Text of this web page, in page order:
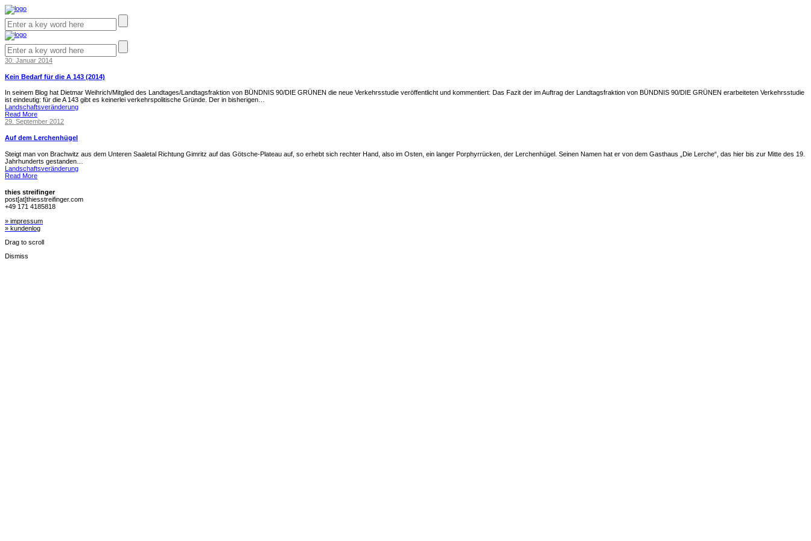
30. Januar 2014
Kein Bedarf für die A 143 (2014)
In seinem Blog hat Dietmar Weihrich/Mitglied des Landtages/Landtagsfraktion von BÜNDNIS 90/DIE GRÜNEN die neue Verkehrsstudie veröffentlicht und kommentiert: Das Fazit der im Auftrag der Landtagsfraktion von BÜNDNIS 90/DIE GRÜNEN erarbeiteten Verkehrsstudie
ist eindeutig: für die A 143 gibt es keinerlei verkehrspolitische Gründe. Der in bisherigen…
Landschaftsveränderung
Read More
29. September 2012
Auf dem Lerchenhügel
Steigt man von Brachwitz aus dem Unteren Saaletal Richtung Gimritz auf das Götsche-Plateau auf, so erhebt sich rechter Hand, also im Osten, ein langer Porphyrrücken, der Lerchenhügel. Seinen Namen hat er von dem Gasthaus „Die Lerche“, das hier bis zur Mitte des 19.
Jahrhunderts gestanden…
Landschaftsveränderung
Read More
thies streifinger
post[at]thiesstreifinger.com
+49 171 4185818
» impressum
» kundenlog
Drag to scroll
Dismiss